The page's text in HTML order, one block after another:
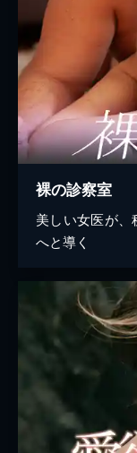
裸の診察室
美しい女医が
へと導く